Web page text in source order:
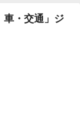
・交通」ジ